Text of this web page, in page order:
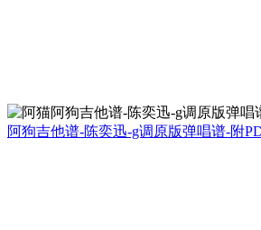
阿狗吉他谱-陈奕迅-g调原版弹唱谱-附